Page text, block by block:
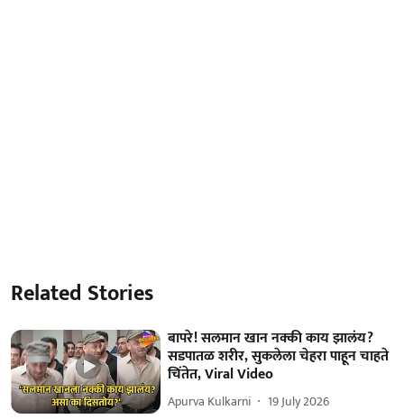
Related Stories
बापरे! सलमान खान नक्की काय झालंय?
सडपातळ शरीर, सुकलेला चेहरा पाहून चाहते
चिंतेत, Viral Video
Apurva Kulkarni 19 July 2026